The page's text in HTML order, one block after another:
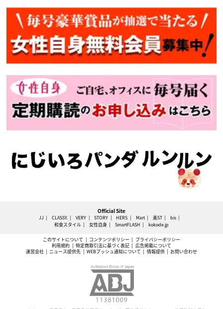
Official Site
JJ CLASSY. VERY STORY HERS Mart 美ST
bis
和食スタイル
女性自身 SmartFLASH kokode.jp
このサイトについて コンテンツポリシー
プライバシーポリシー
利用規約
特定商取引法に基づく表記
広告掲載について
運営会社
ニュース提供先 WEBプッシュ通知について 情報提供 お問い合わせ